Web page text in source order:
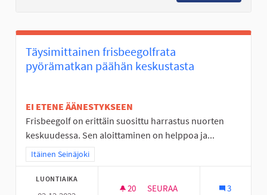
Täysimittainen frisbeegolfrata
pyörämatkan päähän keskustasta
EI ETENE ÄÄNESTYKSEEN
Frisbeegolf on erittäin suosittu harrastus nuorten
keskuudessa. Sen aloittaminen on helppoa ja...
Rajaa tulokset teeman mukaan: Itäinen Seinäjoki
Itäinen Seinäjoki
LUONTIAIKA
20 20 SEURAAJAA
SEURAA 3